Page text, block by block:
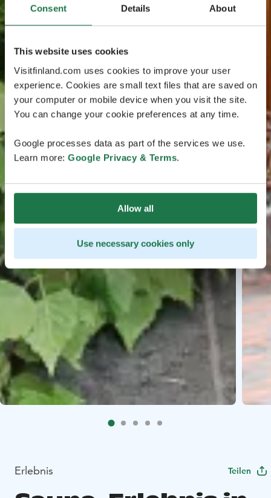
Consent Details About
This website uses cookies
Visitfinland.com uses cookies to improve your user
experience. Cookies are small text files that are saved on
your computer or mobile device when you visit the site.
You can change your cookie preferences at any time.
Google processes data as part of the services we use.
Learn more: Google Privacy & Terms.
Allow all
Use necessary cookies only
Erlebnis Teilen